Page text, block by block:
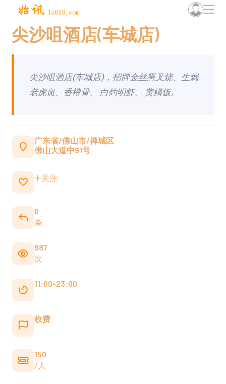
尖沙咀酒店(车城店)
尖沙咀酒店(车城店)，招牌金丝黑叉烧、生焗
老虎斑、香橙骨、 白灼明虾、 黄鳝饭。
广东省/佛山市/禅城区
佛山大道中91号
关注
0
条
987
次
11:00-23:00
收费
150
/人